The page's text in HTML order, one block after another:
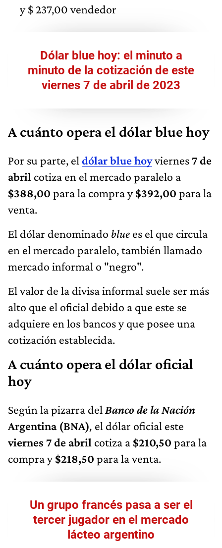
y $ 237,00 vendedor
Dólar blue hoy: el minuto a
minuto de la cotización de este
viernes 7 de abril de 2023
A cuánto opera el dólar blue hoy
Por su parte, el dólar blue hoyviernes 7 de
abril cotiza en el mercado paralelo a
$388,00 para la compra y$392,00 para la
venta.
El dólar denominado blue es el que circula
en el mercado paralelo, también llamado
mercado informal o "negro".
El valor de la divisa informal suele ser más
alto que el oficial debido a que este se
adquiere en los bancos y que posee una
cotización establecida.
A cuánto opera el dólar oficial
hoy
Según la pizarra del Banco de la Nación
Argentina (BNA), el dólar oficial este
viernes 7 de abril cotiza a $210,50 para la
compra y$218,50 para la venta.
Un grupo francés pasa a ser el
tercer jugador en el mercado
lácteo argentino